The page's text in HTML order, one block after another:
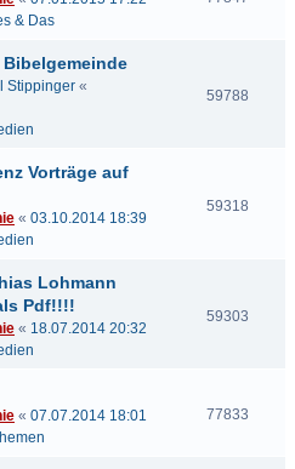
& Das
Stippinger «
59788
Vorträge auf
« 03.10.2014 18:39
59318
Lohmann
Pdf!!!!
« 18.07.2014 20:32
59303
« 07.07.2014 18:01
77833